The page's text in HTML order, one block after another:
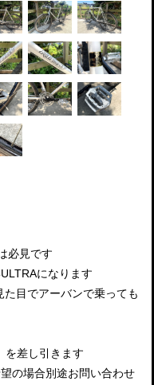
必見です
になります
目でアーバンで乗っても
を差し引きます
の場合別途お問い合わせ